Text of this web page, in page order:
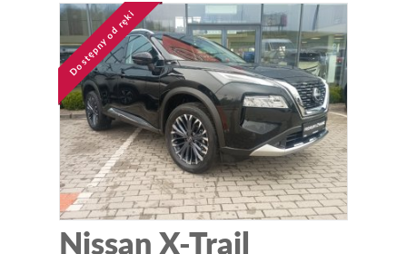
Dostępny od ręki
Nissan X-Trail